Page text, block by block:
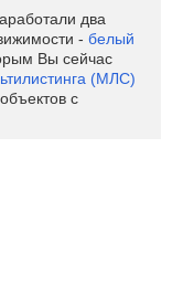
два
- белый
Вы сейчас
(МЛС)
с